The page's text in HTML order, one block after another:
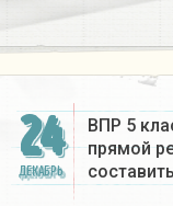
24
ДЕКАБРЬ
ВПР 5
прямой